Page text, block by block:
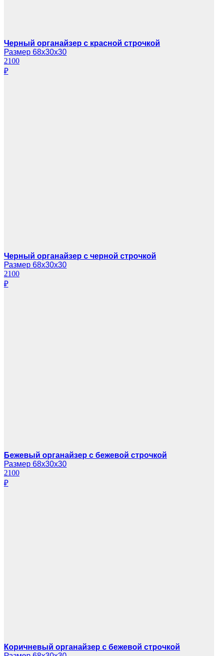
Черный органайзер с красной строчкой
Размер 68х30х30
2100
₽
Черный органайзер с черной строчкой
Размер 68х30х30
2100
₽
Бежевый органайзер с бежевой строчкой
Размер 68х30х30
2100
₽
Коричневый органайзер с бежевой строчкой